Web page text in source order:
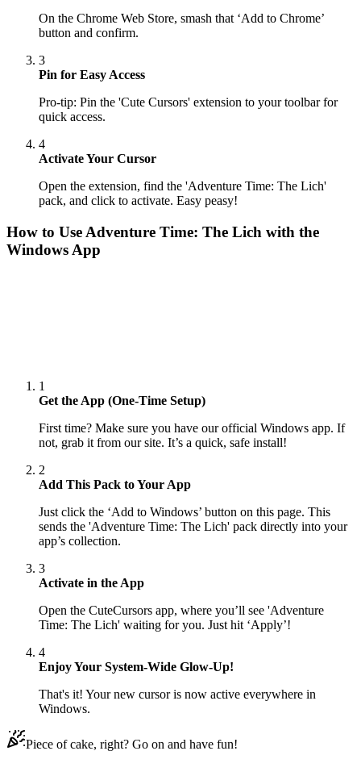
On the Chrome Web Store, smash that ‘Add to Chrome’
button and confirm.
3
Pin for Easy Access
Pro-tip: Pin the 'Cute Cursors' extension to your toolbar for
quick access.
4
Activate Your Cursor
Open the extension, find the 'Adventure Time: The Lich'
pack, and click to activate. Easy peasy!
How to Use Adventure Time: The Lich with the
Windows App
1
Get the App (One-Time Setup)
First time? Make sure you have our official Windows app. If
not, grab it from our site. It’s a quick, safe install!
2
Add This Pack to Your App
Just click the ‘Add to Windows’ button on this page. This
sends the 'Adventure Time: The Lich' pack directly into your
app’s collection.
3
Activate in the App
Open the CuteCursors app, where you’ll see 'Adventure
Time: The Lich' waiting for you. Just hit ‘Apply’!
4
Enjoy Your System-Wide Glow-Up!
That's it! Your new cursor is now active everywhere in
Windows.
Piece of cake, right? Go on and have fun!